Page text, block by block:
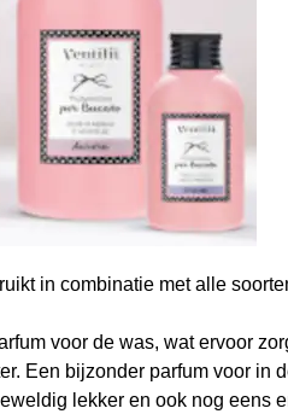
in combinatie met alle
voor de was, wat ervoor
Een bijzonder parfum voor in
lekker en ook nog